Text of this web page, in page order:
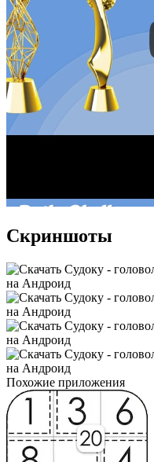
Скриншоты
Похожие приложения